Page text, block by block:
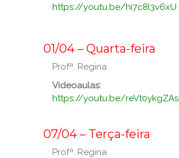
https://youtu.be/hi7c8l3v6xU
01/04 – Quarta-feira
Profª. Regina
Videoaulas:
https://youtu.be/reVt0ykgZAs
07/04 – Terça-feira
Profª. Regina